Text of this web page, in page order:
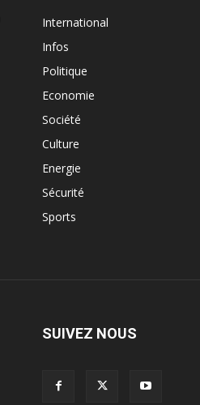
International
Infos
Politique
Economie
Société
Culture
Energie
Sécurité
Sports
SUIVEZ NOUS